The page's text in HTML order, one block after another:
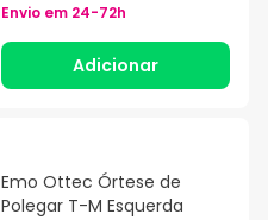
Envio em 24-72h
Adicionar
Emo Ottec Órtese de
Polegar T-M Esquerda